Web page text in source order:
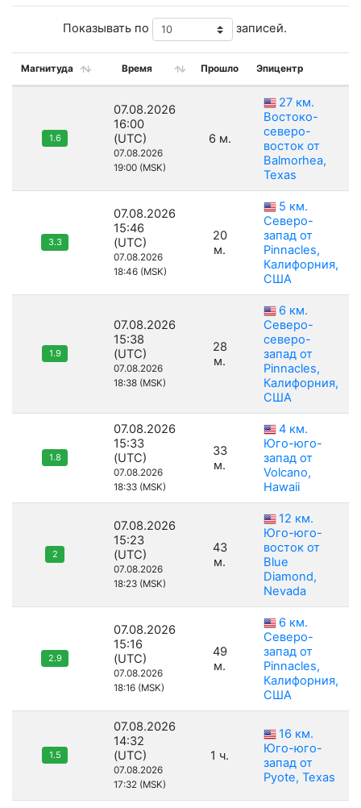
Показывать по записей.
Магнитуда Время Прошло Эпицентр
1.6
07.08.2026
16:00
(UTC)
07.08.2026
19:00 (MSK)
6 м.
27 км.
Востоко-
северо-
восток от
Balmorhea,
Texas
3.3
07.08.2026
15:46
(UTC)
07.08.2026
18:46 (MSK)
20
м.
5 км.
Северо-
запад от
Pinnacles,
Калифорния,
США
1.9
07.08.2026
15:38
(UTC)
07.08.2026
18:38 (MSK)
28
м.
6 км.
Северо-
северо-
запад от
Pinnacles,
Калифорния,
США
1.8
07.08.2026
15:33
(UTC)
07.08.2026
18:33 (MSK)
33
м.
4 км.
Юго-юго-
запад от
Volcano,
Hawaii
2
07.08.2026
15:23
(UTC)
07.08.2026
18:23 (MSK)
43
м.
12 км.
Юго-юго-
восток от
Blue
Diamond,
Nevada
2.9
07.08.2026
15:16
(UTC)
07.08.2026
18:16 (MSK)
49
м.
6 км.
Северо-
запад от
Pinnacles,
Калифорния,
США
1.5
07.08.2026
14:32
(UTC)
07.08.2026
17:32 (MSK)
1 ч.
16 км.
Юго-юго-
запад от
Pyote, Texas